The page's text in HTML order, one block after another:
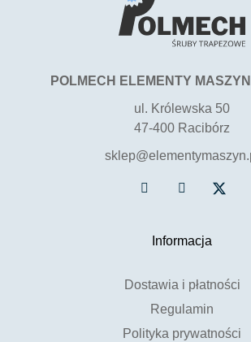
POLMECH ELEMENTY MASZYN
ul. Królewska 50
47-400 Racibórz
Informacja
Dostawia i płatności
Regulamin
Polityka prywatności